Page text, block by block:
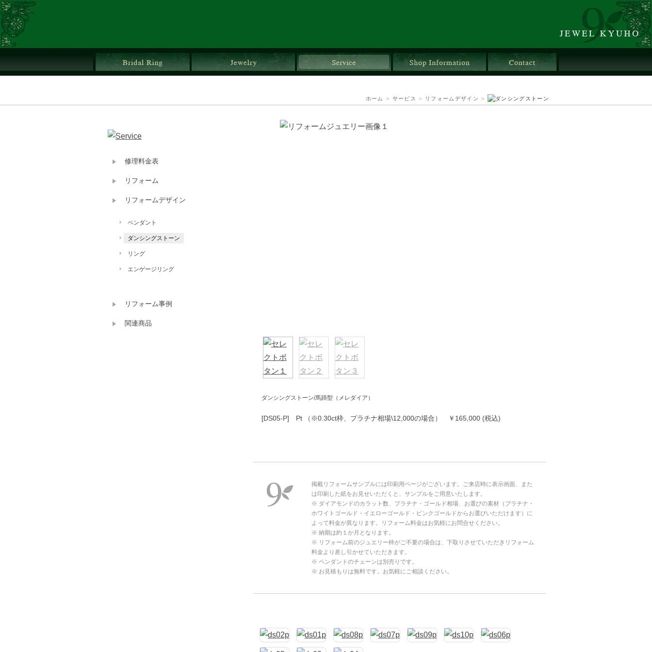
ブライダルリング ジュエリー サービス 店舗情報
ホーム > サービス > リフォームデザイン >
ダンシングストーン/馬蹄型（メレダイア）
[DS05-P] Pt （※0.30ct枠、プラチナ相場\12,000の場合） ￥165,000 (税込)
掲載リフォームサンプルには印刷用ページがございます。ご来店時に表示画面、また
は印刷した紙をお見せいただくと、サンプルをご用意いたします。
※ ダイアモンドのカラット数、プラチナ・ゴールド相場、お選びの素材（プラチナ・
ホワイトゴールド・イエローゴールド・ピンクゴールドからお選びいただけます）に
よって料金が異なります。リフォーム料金はお気軽にお問合せください。
※ 納期は約１か月となります。
※ リフォーム前のジュエリー枠がご不要の場合は、下取りさせていただきリフォーム
料金より差し引かせていただきます。
※ ペンダントのチェーンは別売りです。
※ お見積もりは無料です。お気軽にご相談ください。
修理料金表
リフォーム
リフォームデザイン
ペンダント
ダンシングストーン
リング
エンゲージリング
リフォーム事例
関連商品